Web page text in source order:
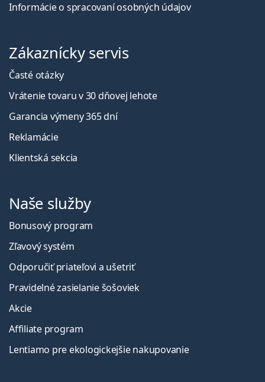
Informácie o spracovaní osobných údajov
Zákaznícky servis
Časté otázky
Vrátenie tovaru v 30 dňovej lehote
Garancia výmeny 365 dní
Reklamácie
Klientská sekcia
Naše služby
Bonusový program
Zľavový systém
Odporučiť priateľovi a ušetriť
Pravidelné zasielanie šošoviek
Akcie
Affiliate program
Lentiamo pre ekologickejšie nakupovanie